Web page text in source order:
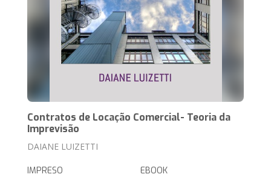
Contratos de Locação Comercial- Teoria da
Imprevisão
DAIANE LUIZETTI
IMPRESO EBOOK